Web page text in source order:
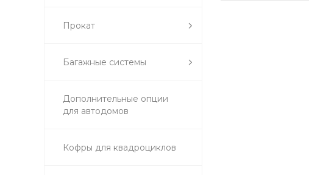
Прокат
Багажные системы
Дополнительные опции
для автодомов
Кофры для квадроциклов